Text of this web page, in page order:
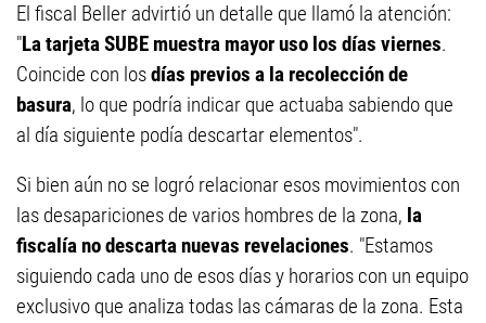
El fiscal Beller advirtió un detalle que llamó la atención:
"La tarjeta SUBE muestra mayor uso los días viernes.
Coincide con losdías previos a la recolección de
basura, lo que podría indicar que actuaba sabiendo que
al día siguiente podía descartar elementos".
Si bien aún no se logró relacionar esos movimientos con
las desapariciones de varios hombres de la zona, la
fiscalía no descarta nuevas revelaciones. "Estamos
siguiendo cada uno de esos días y horarios con un equipo
exclusivo que analiza todas las cámaras de la zona. Esta